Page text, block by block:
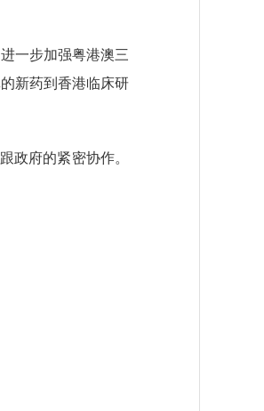
一步加强粤港澳三
新药到香港临床研
政府的紧密协作。